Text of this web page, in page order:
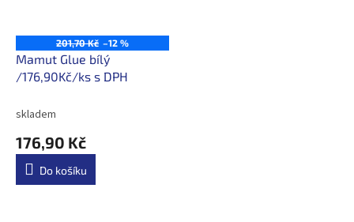
201,70 Kč –12 %
Mamut Glue bílý
/176,90Kč/ks s DPH
skladem
176,90 Kč
Do košíku